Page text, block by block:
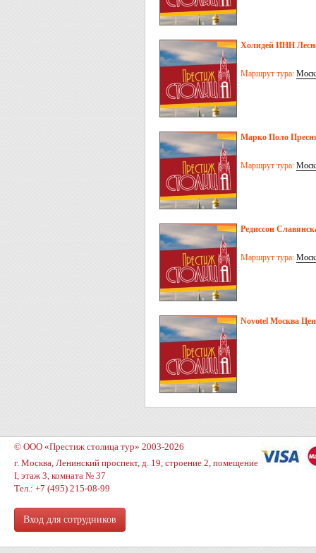
Холидей ИНН
Маршрут тура:
Марко Поло
Маршрут тура:
Редиссон
Маршрут тура:
Novotel Москва
© ООО «Престиж столица тур» 2003-2026
г. Москва, Ленинский проспект, д. 19, строение 2, помещение
I, этаж 3, комната № 37
Тел.: +7 (495) 215-08-99
Вход для сотрудников